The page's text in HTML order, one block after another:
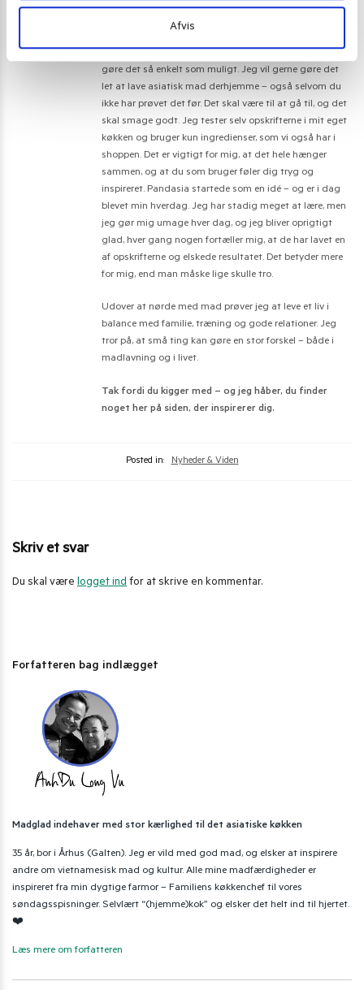
Afvis
fast i min kultur på og samtidig delt den med venner
og familie herhjemme.
gøre det så enkelt som muligt. Jeg vil gerne gøre det
let at lave asiatisk mad derhjemme – også selvom du
ikke har prøvet det før. Det skal være til at gå til, og det
skal smage godt. Jeg tester selv opskrifterne i mit eget
køkken og bruger kun ingredienser, som vi også har i
shoppen. Det er vigtigt for mig, at det hele hænger
sammen, og at du som bruger føler dig tryg og
inspireret. Pandasia startede som en idé – og er i dag
blevet min hverdag. Jeg har stadig meget at lære, men
jeg gør mig umage hver dag, og jeg bliver oprigtigt
glad, hver gang nogen fortæller mig, at de har lavet en
af opskrifterne og elskede resultatet. Det betyder mere
for mig, end man måske lige skulle tro.
Udover at nørde med mad prøver jeg at leve et liv i
balance med familie, træning og gode relationer. Jeg
tror på, at små ting kan gøre en stor forskel – både i
madlavning og i livet.
Tak fordi du kigger med – og jeg håber, du finder
noget her på siden, der inspirerer dig.
Posted in: Nyheder & Viden
Skriv et svar
Du skal være logget ind for at skrive en kommentar.
Forfatteren bag indlægget
Madglad indehaver med stor kærlighed til det asiatiske køkken
35 år, bor i Århus (Galten). Jeg er vild med god mad, og elsker at inspirere
andre om vietnamesisk mad og kultur. Alle mine madfærdigheder er
inspireret fra min dygtige farmor – Familiens køkkenchef til vores
søndagsspisninger. Selvlært “(hjemme)kok” og elsker det helt ind til hjertet.
❤️
Læs mere om forfatteren